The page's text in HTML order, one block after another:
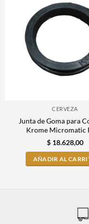
CERVEZA
Junta de Goma para
Krome Micromatic
$18.628,00
AÑADIR AL